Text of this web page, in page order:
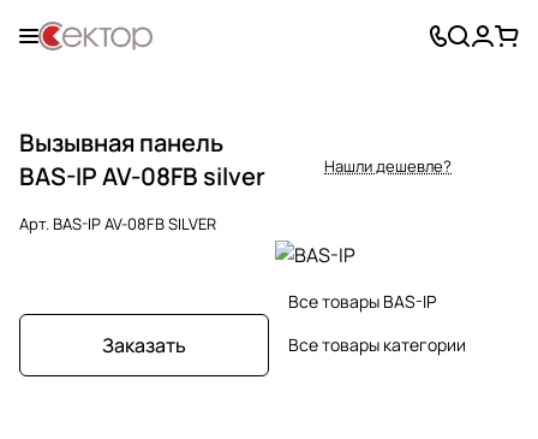
Вызывная панель
BAS-IP AV-08FB silver
Арт.BAS-IP AV-08FB SILVER
Заказать
Нашли дешевле?
Все товары BAS-IP
Все товары категории